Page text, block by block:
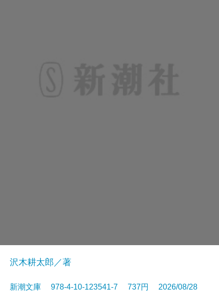
沢木耕太郎／著
新潮文庫 978-4-10-123541-7 737円 2026/08/28